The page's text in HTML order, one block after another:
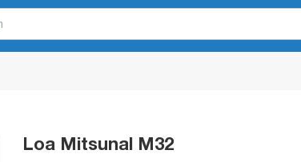
Loa Mitsunal M32